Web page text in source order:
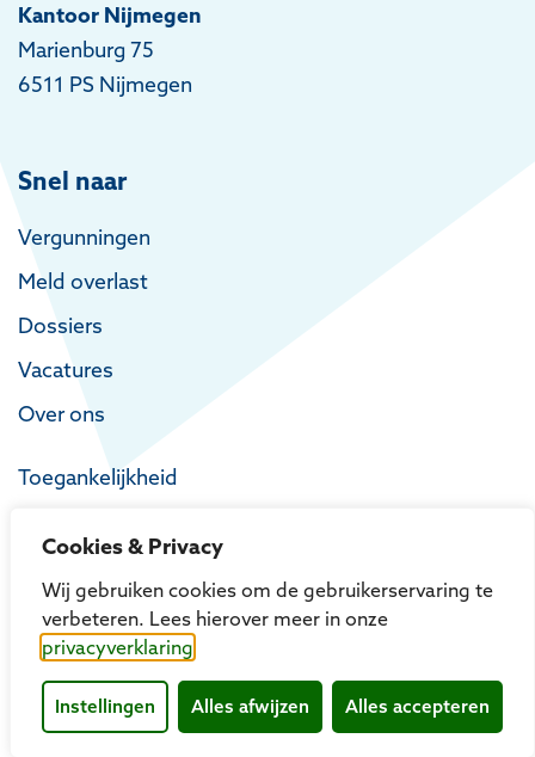
Cookies & Privacy
Wij gebruiken cookies om de gebruikerservaring te
verbeteren. Lees hierover meer in onze
privacyverklaring
Instellingen Alles afwijzen Alles accepteren
Kantoor Nijmegen
Marienburg 75
6511 PS Nijmegen
Snel naar
Vergunningen
Meld overlast
Dossiers
Vacatures
Over ons
Toegankelijkheid